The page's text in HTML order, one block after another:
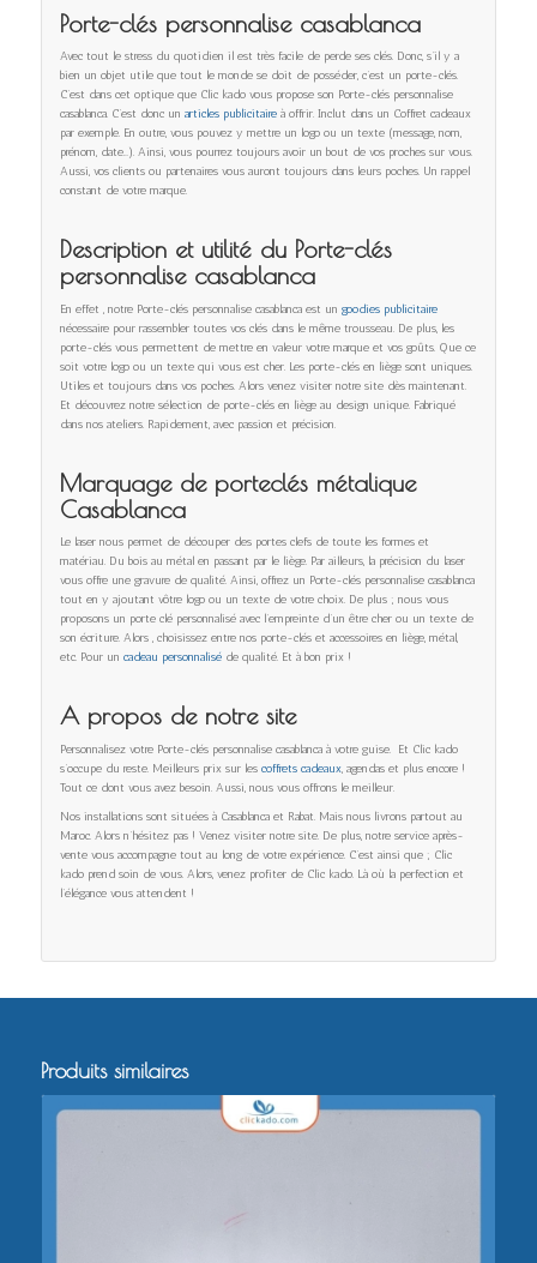
Porte-clés personnalise casablanca
Avec tout le stress du quotidien il est très facile de perde ses clés. Donc, s’il y a
bien un objet utile que tout le monde se doit de posséder, c’est un porte-clés.
C’est dans cet optique que Clic kado vous propose son Porte-clés personnalise
casablanca. C’est donc un articles publicitaireà offrir. Inclut dans un Coffret cadeaux
par exemple. En outre, vous pouvez y mettre un logo ou un texte (message, nom,
prénom, date…). Ainsi, vous pourrez toujours avoir un bout de vos proches sur vous.
Aussi, vos clients ou partenaires vous auront toujours dans leurs poches. Un rappel
constant de votre marque.
Description et utilité du Porte-clés
personnalise casablanca
En effet , notre Porte-clés personnalise casablanca est un goodies publicitaire
nécessaire pour rassembler toutes vos clés dans le même trousseau. De plus, les
porte-clés vous permettent de mettre en valeur votre marque et vos goûts. Que ce
soit votre logo ou un texte qui vous est cher. Les porte-clés en liège sont uniques.
Utiles et toujours dans vos poches. Alors venez visiter notre site dès maintenant.
Et découvrez notre sélection de porte-clés en liège au design unique. Fabriqué
dans nos ateliers. Rapidement, avec passion et précision.
Marquage de porteclés métalique
Casablanca
Le laser nous permet de découper des portes clefs de toute les formes et
matériau. Du bois au métal en passant par le liège. Par ailleurs, la précision du laser
vous offre une gravure de qualité. Ainsi, offrez un Porte-clés personnalise casablanca
tout en y ajoutant vôtre logo ou un texte de votre choix. De plus ; nous vous
proposons un porte clé personnalisé avec l’empreinte d’un être cher ou un texte de
son écriture. Alors , choisissez entre nos porte-clés et accessoires en liège, métal,
etc. Pour un cadeau personnaliséde qualité. Et à bon prix !
A propos de notre site
Personnalisez votre Porte-clés personnalise casablanca à votre guise. Et Clic kado
s’occupe du reste. Meilleurs prix sur les coffrets cadeaux, agendas et plus encore !
Tout ce dont vous avez besoin. Aussi, nous vous offrons le meilleur.
Nos installations sont situées à Casablanca et Rabat. Mais nous livrons partout au
Maroc. Alors n’hésitez pas ! Venez visiter notre site. De plus, notre service après-
vente vous accompagne tout au long de votre expérience. C’est ainsi que ; Clic
kado prend soin de vous. Alors, venez profiter de Clic kado. Là où la perfection et
l’élégance vous attendent !
Produits similaires